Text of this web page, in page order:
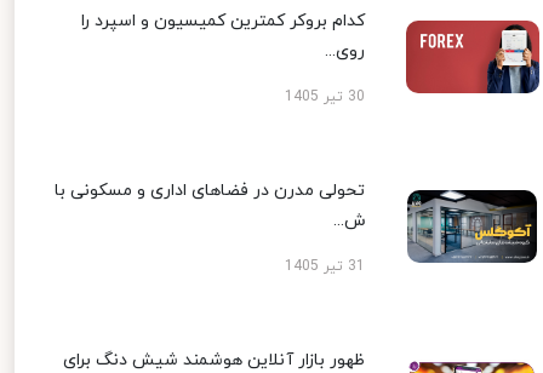
کدام بروکر کمترین کمیسیون و اسپرد را
روی...
30 تیر 1405
تحولی مدرن در فضاهای اداری و مسکونی با
ش...
ظهور بازار آنلاین هوشمند شیش دنگ برای